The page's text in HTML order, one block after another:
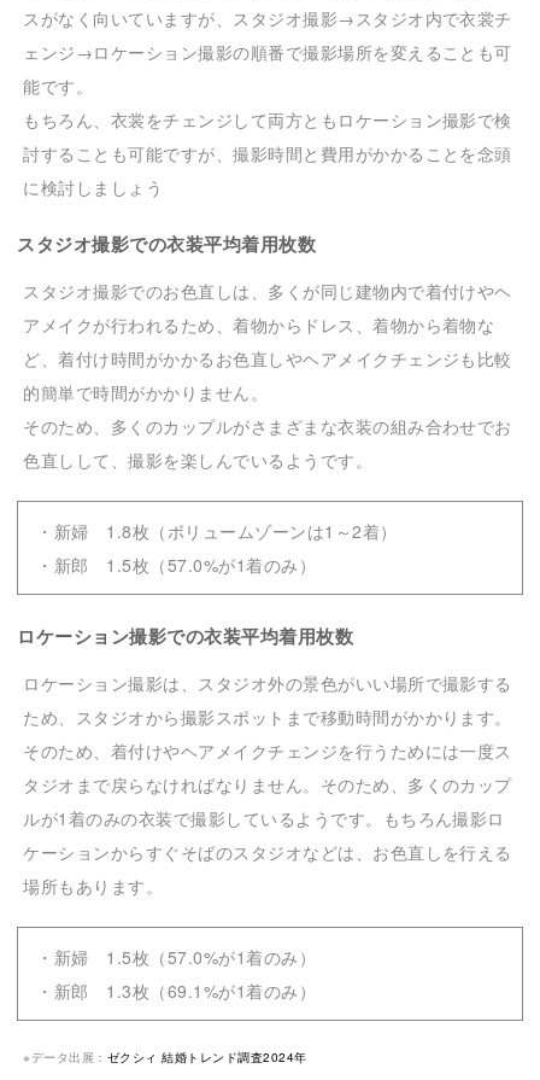
スがなく向いていますが、スタジオ撮影→スタジオ内で衣裳チ
ェンジ→ロケーション撮影の順番で撮影場所を変えることも可
能です。
もちろん、衣裳をチェンジして両方ともロケーション撮影で検
討することも可能ですが、撮影時間と費用がかかることを念頭
に検討しましょう
スタジオ撮影での衣装平均着用枚数
スタジオ撮影でのお色直しは、多くが同じ建物内で着付けやヘ
アメイクが行われるため、着物からドレス、着物から着物な
ど、着付け時間がかかるお色直しやヘアメイクチェンジも比較
的簡単で時間がかかりません。
そのため、多くのカップルがさまざまな衣装の組み合わせでお
色直しして、撮影を楽しんでいるようです。
・新婦 1.8枚（ボリュームゾーンは1～2着）
・新郎 1.5枚（57.0%が1着のみ）
ロケーション撮影での衣装平均着用枚数
ロケーション撮影は、スタジオ外の景色がいい場所で撮影する
ため、スタジオから撮影スポットまで移動時間がかかります。
そのため、着付けやヘアメイクチェンジを行うためには一度ス
タジオまで戻らなければなりません。そのため、多くのカップ
ルが1着のみの衣装で撮影しているようです。もちろん撮影ロ
ケーションからすぐそばのスタジオなどは、お色直しを行える
場所もあります。
・新婦 1.5枚（57.0%が1着のみ）
・新郎 1.3枚（69.1%が1着のみ）
※データ出展： ゼクシィ 結婚トレンド調査2024年